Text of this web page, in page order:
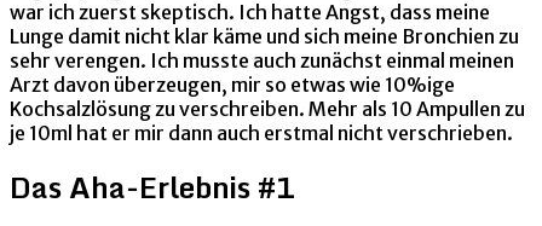
war ich zuerst skeptisch. Ich hatte Angst, dass meine
Lunge damit nicht klar käme und sich meine Bronchien zu
sehr verengen. Ich musste auch zunächst einmal meinen
Arzt davon überzeugen, mir so etwas wie 10%ige
Kochsalzlösung zu verschreiben. Mehr als 10 Ampullen zu
je 10ml hat er mir dann auch erstmal nicht verschrieben.
Das Aha-Erlebnis #1